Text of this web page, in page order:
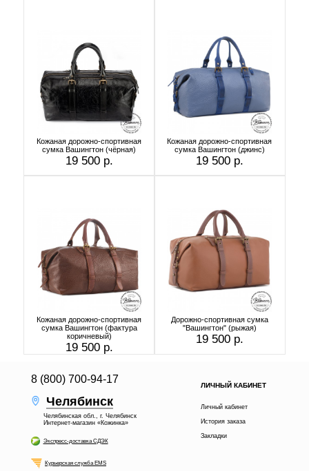
Кожаная дорожно-спортивная
сумка Вашингтон (чёрная)
19 500 р.
Кожаная дорожно-спортивная
сумка Вашингтон (джинс)
19 500 р.
Кожаная дорожно-спортивная
сумка Вашингтон (фактура
коричневый)
19 500 р.
Дорожно-спортивная сумка
"Вашингтон" (рыжая)
19 500 р.
8 (800) 700-94-17
Челябинск
Челябинская обл., г. Челябинск
Интернет-магазин «Кожинка»
Экспресс-доставка СДЭК
Курьерская служба EMS
ЛИЧНЫЙ КАБИНЕТ
Личный кабинет
История заказа
Закладки